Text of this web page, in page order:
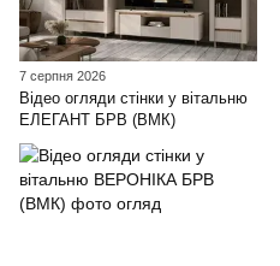
7 серпня 2026
Відео огляди стінки у вітальню
ЕЛЕГАНТ БРВ (ВМК)